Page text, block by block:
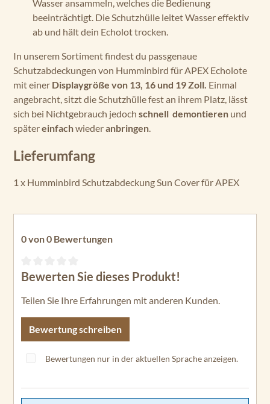
Wasser ansammeln, welches die Bedienung
beeinträchtigt. Die Schutzhülle leitet Wasser effektiv
ab und hält dein Echolot trocken.
In unserem Sortiment findest du passgenaue
Schutzabdeckungen von Humminbird für APEX Echolote
mit einer Displaygröße von 13, 16 und 19 Zoll. Einmal
angebracht, sitzt die Schutzhülle fest an ihrem Platz, lässt
sich bei Nichtgebrauch jedoch schnell demontieren und
spätereinfachwiederanbringen.
Lieferumfang
1 x Humminbird Schutzabdeckung Sun Cover für APEX
0 von 0 Bewertungen
Durchschnittliche Bewertung von 0 von 5 Sternen
Bewerten Sie dieses Produkt!
Teilen Sie Ihre Erfahrungen mit anderen Kunden.
Bewertung schreiben
Bewertungen nur in der aktuellen Sprache anzeigen.